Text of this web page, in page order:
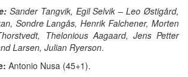
Sander Tangvik, Egil Selvik – Leo Østigård,
Sondre Langås, Henrik Falchener, Morten
Thelonious Aagaard, Jens Petter
Larsen, Julian Ryerson.
Antonio Nusa (45+1).